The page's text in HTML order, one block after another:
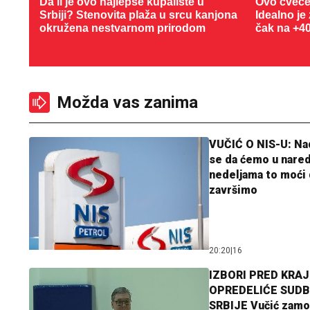
Srbiji? Stenovita plaža u srcu kanjona
okružena nestvarnom prirodom
Idealno
čak na
Možda vas zanima
VUČIĆ O NIS-U:
se da ćemo u
nedeljama to moći
završimo
20:20 16
IZBORI PRED
OPREDELIĆE
SRBIJE Vučić